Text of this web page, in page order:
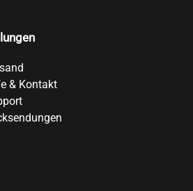
& Kontakt